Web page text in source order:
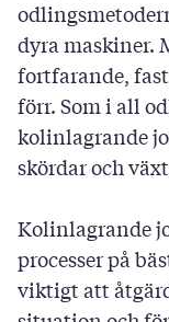
dyra maskiner.
fortfarande,
förr. Som i all
kolinlagrande
skördar och
Kolinlagrande
processer på
viktigt att